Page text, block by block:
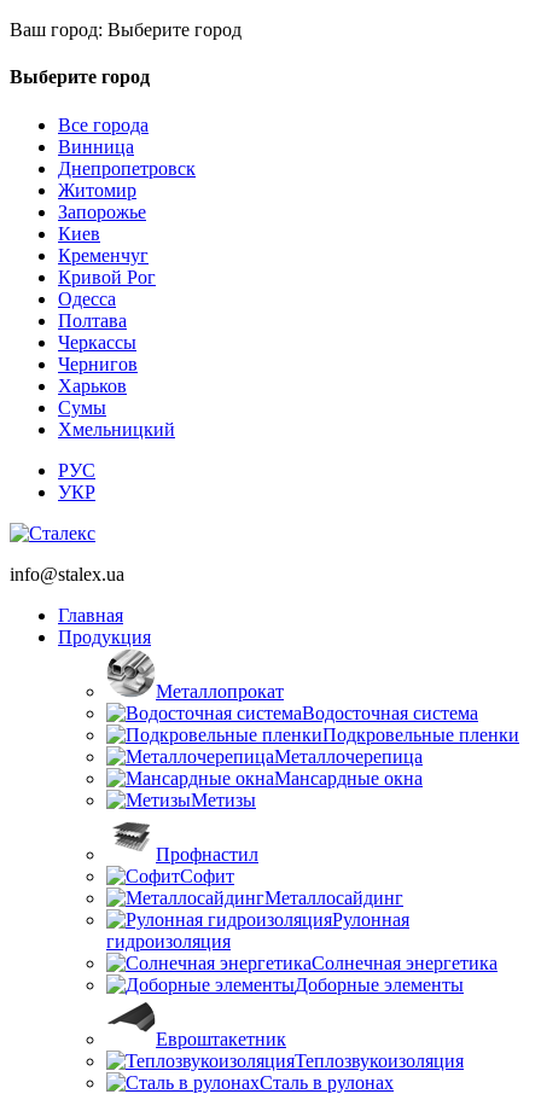
Ваш город: Выберите город
Выберите город
Все города
Винница
Днепропетровск
Житомир
Запорожье
Киев
Кременчуг
Кривой Рог
Одесса
Полтава
Черкассы
Чернигов
Харьков
Сумы
Хмельницкий
РУС
УКР
info@stalex.ua
Главная
Продукция
Металлопрокат
Водосточная система
Подкровельные пленки
Металлочерепица
Мансардные окна
Метизы
Профнастил
Софит
Металлосайдинг
Рулонная
гидроизоляция
Солнечная энергетика
Доборные элементы
Евроштакетник
Теплозвукоизоляция
Сталь в рулонах